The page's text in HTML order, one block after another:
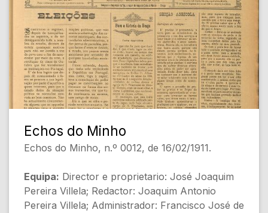
[Conteúdo Gerado por Inteligência Artificial,
pode conter erros]
Echos do Minho
Echos do Minho, n.º 0012, de 16/02/1911.
Equipa: Director e proprietario: José Joaquim
Pereira Villela; Redactor: Joaquim Antonio
Pereira Villela; Administrador: Francisco José de